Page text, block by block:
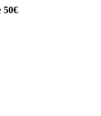
50€